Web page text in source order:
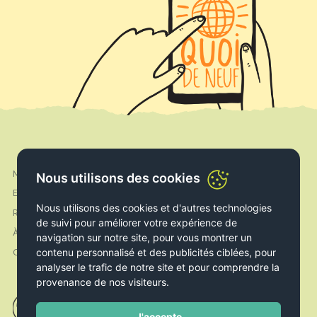
Nous utilisons des cookies
Nous utilisons des cookies et d'autres technologies
de suivi pour améliorer votre expérience de
navigation sur notre site, pour vous montrer un
contenu personnalisé et des publicités ciblées, pour
analyser le trafic de notre site et pour comprendre la
provenance de nos visiteurs.
Mon compte
Expédition & Livraison
Retours & Echanges
À propos de nous
Contact
Facebook